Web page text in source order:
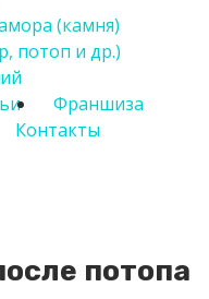
(камня)
потоп и др.)
Франшиза
Контакты
потопа